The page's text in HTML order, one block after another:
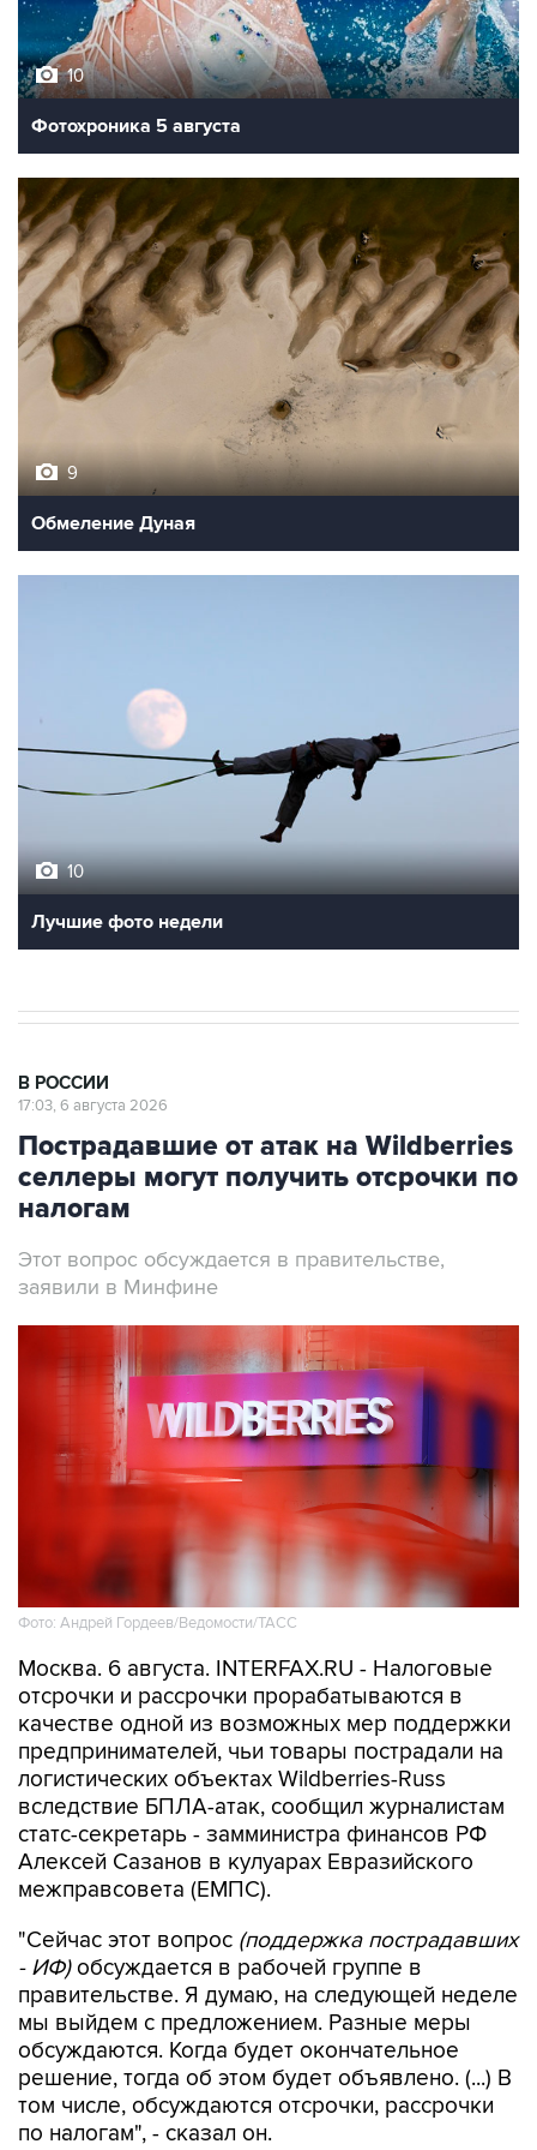
10
Фотохроника 5 августа
9
Обмеление Дуная
10
Лучшие фото недели
В РОССИИ
17:03, 6 августа 2026
Пострадавшие от атак на Wildberries
селлеры могут получить отсрочки по
налогам
Этот вопрос обсуждается в правительстве,
заявили в Минфине
Фото: Андрей Гордеев/Ведомости/ТАСС
Москва. 6 августа. INTERFAX.RU - Налоговые
отсрочки и рассрочки прорабатываются в
качестве одной из возможных мер поддержки
предпринимателей, чьи товары пострадали на
логистических объектах Wildberries-Russ
вследствие БПЛА-атак, сообщил журналистам
статс-секретарь - замминистра финансов РФ
Алексей Сазанов в кулуарах Евразийского
межправсовета (ЕМПС).
"Сейчас этот вопрос (поддержка пострадавших
- ИФ)обсуждается в рабочей группе в
правительстве. Я думаю, на следующей неделе
мы выйдем с предложением. Разные меры
обсуждаются. Когда будет окончательное
решение, тогда об этом будет объявлено. (...) В
том числе, обсуждаются отсрочки, рассрочки
по налогам", - сказал он.